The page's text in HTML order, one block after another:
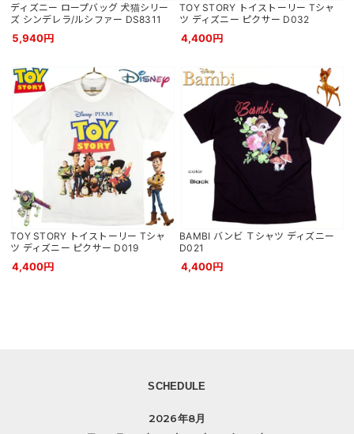
ディズニー ロープバッグ 犬猫シリー
ズ シンデレラ/ルシファー DS8311
5,940円
TOY STORY トイストーリー Tシャ
ツ ディズニー ピクサー D032
4,400円
TOY STORY トイストーリー Tシャ
ツ ディズニー ピクサー D019
4,400円
BAMBI バンビ Ｔシャツ ディズニー
D021
4,400円
SCHEDULE
2026年8月